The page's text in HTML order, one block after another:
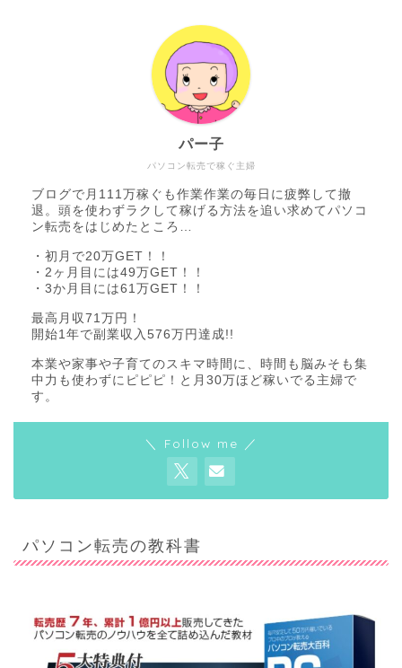
パソコン転売で稼ぐ主婦
パー子
ブログで月111万稼ぐも作業作業の毎日に疲弊して撤
退。頭を使わずラクして稼げる方法を追い求めてパソコ
ン転売をはじめたところ…
・初月で20万GET！！
・2ヶ月目には49万GET！！
・3か月目には61万GET！！
最高月収71万円！
開始1年で副業収入576万円達成!!
本業や家事や子育てのスキマ時間に、時間も脳みそも集
中力も使わずにピピピ！と月30万ほど稼いでる主婦で
す。
＼ Follow me ／
パソコン転売の教科書